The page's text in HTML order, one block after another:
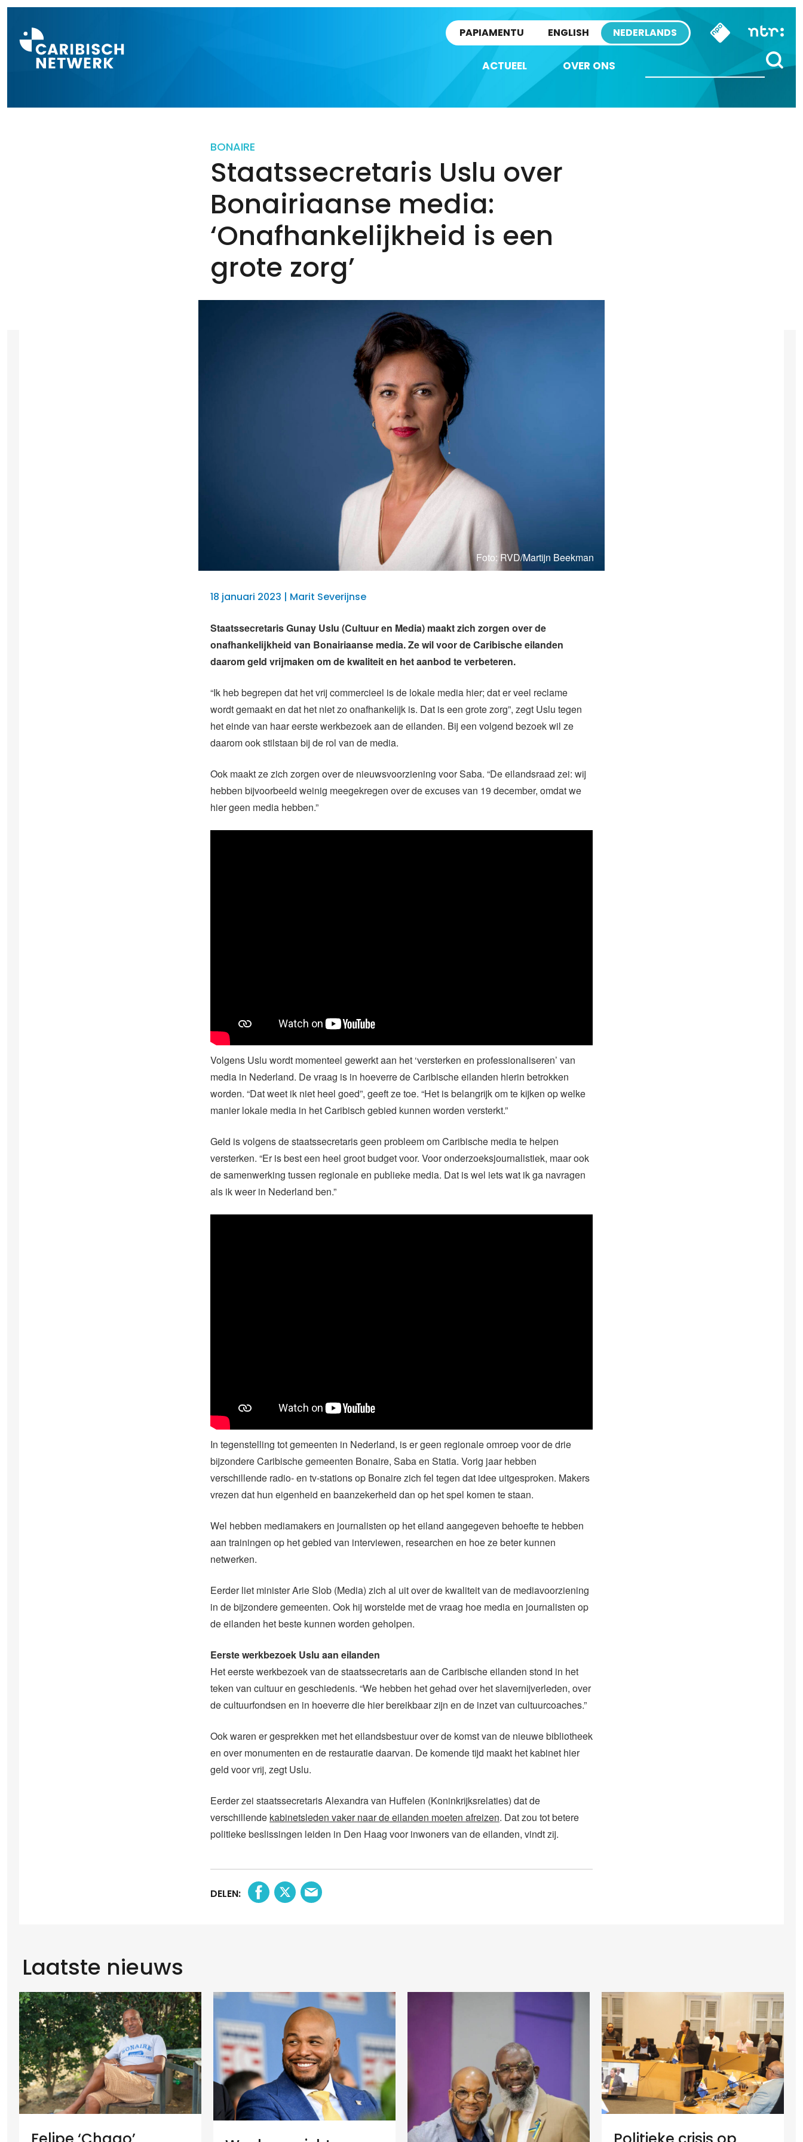
PAPIAMENTU ENGLISH NEDERLANDS
ACTUEEL OVER ONS
BONAIRE
Staatssecretaris Uslu over
Bonairiaanse media:
‘Onafhankelijkheid is een
grote zorg’
Foto: RVD/Martijn Beekman
18 januari 2023 | Marit Severijnse
Staatssecretaris Gunay Uslu (Cultuur en Media) maakt zich zorgen over de
onafhankelijkheid van Bonairiaanse media. Ze wil voor de Caribische eilanden
daarom geld vrijmaken om de kwaliteit en het aanbod te verbeteren.
“Ik heb begrepen dat het vrij commercieel is de lokale media hier; dat er veel reclame
wordt gemaakt en dat het niet zo onafhankelijk is. Dat is een grote zorg”, zegt Uslu tegen
het einde van haar eerste werkbezoek aan de eilanden. Bij een volgend bezoek wil ze
daarom ook stilstaan bij de rol van de media.
Ook maakt ze zich zorgen over de nieuwsvoorziening voor Saba. “De eilandsraad zei: wij
hebben bijvoorbeeld weinig meegekregen over de excuses van 19 december, omdat we
hier geen media hebben.”
Volgens Uslu wordt momenteel gewerkt aan het ‘versterken en professionaliseren’ van
media in Nederland. De vraag is in hoeverre de Caribische eilanden hierin betrokken
worden. “Dat weet ik niet heel goed”, geeft ze toe. “Het is belangrijk om te kijken op welke
manier lokale media in het Caribisch gebied kunnen worden versterkt.”
Geld is volgens de staatssecretaris geen probleem om Caribische media te helpen
versterken. “Er is best een heel groot budget voor. Voor onderzoeksjournalistiek, maar ook
de samenwerking tussen regionale en publieke media. Dat is wel iets wat ik ga navragen
als ik weer in Nederland ben.”
In tegenstelling tot gemeenten in Nederland, is er geen regionale omroep voor de drie
bijzondere Caribische gemeenten Bonaire, Saba en Statia. Vorig jaar hebben
verschillende radio- en tv-stations op Bonaire zich fel tegen dat idee uitgesproken. Makers
vrezen dat hun eigenheid en baanzekerheid dan op het spel komen te staan.
Wel hebben mediamakers en journalisten op het eiland aangegeven behoefte te hebben
aan trainingen op het gebied van interviewen, researchen en hoe ze beter kunnen
netwerken.
Eerder liet minister Arie Slob (Media) zich al uit over de kwaliteit van de mediavoorziening
in de bijzondere gemeenten. Ook hij worstelde met de vraag hoe media en journalisten op
de eilanden het beste kunnen worden geholpen.
Eerste werkbezoek Uslu aan eilanden
Het eerste werkbezoek van de staatssecretaris aan de Caribische eilanden stond in het
teken van cultuur en geschiedenis. “We hebben het gehad over het slavernijverleden, over
de cultuurfondsen en in hoeverre die hier bereikbaar zijn en de inzet van cultuurcoaches.”
Ook waren er gesprekken met het eilandsbestuur over de komst van de nieuwe bibliotheek
en over monumenten en de restauratie daarvan. De komende tijd maakt het kabinet hier
geld voor vrij, zegt Uslu.
Eerder zei staatssecretaris Alexandra van Huffelen (Koninkrijksrelaties) dat de
verschillende kabinetsleden vaker naar de eilanden moeten afreizen. Dat zou tot betere
politieke beslissingen leiden in Den Haag voor inwoners van de eilanden, vindt zij.
DELEN:
Laatste nieuws